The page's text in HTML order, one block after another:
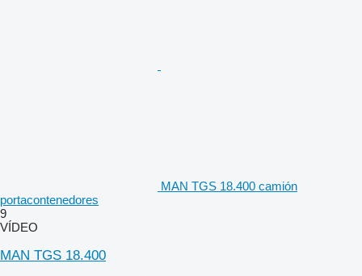
MAN TGS 18.400 camión
portacontenedores
9
VÍDEO
MAN TGS 18.400